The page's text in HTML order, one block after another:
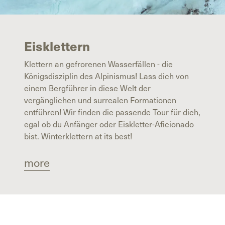
Eisklettern
Klettern an gefrorenen Wasserfällen - die
Königsdisziplin des Alpinismus! Lass dich von
einem Bergführer in diese Welt der
vergänglichen und surrealen Formationen
entführen! Wir finden die passende Tour für dich,
egal ob du Anfänger oder Eiskletter-Aficionado
bist. Winterklettern at its best!
more